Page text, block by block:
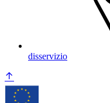
disservizio